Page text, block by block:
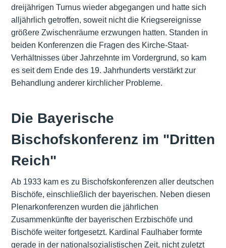
dreijährigen Turnus wieder abgegangen und hatte sich
alljährlich getroffen, soweit nicht die Kriegsereignisse
größere Zwischenräume erzwungen hatten. Standen in
beiden Konferenzen die Fragen des Kirche-Staat-
Verhältnisses über Jahrzehnte im Vordergrund, so kam
es seit dem Ende des 19. Jahrhunderts verstärkt zur
Behandlung anderer kirchlicher Probleme.
Die Bayerische
Bischofskonferenz im "Dritten
Reich"
Ab 1933 kam es zu Bischofskonferenzen aller deutschen
Bischöfe, einschließlich der bayerischen. Neben diesen
Plenarkonferenzen wurden die jährlichen
Zusammenkünfte der bayerischen Erzbischöfe und
Bischöfe weiter fortgesetzt. Kardinal Faulhaber formte
gerade in der nationalsozialistischen Zeit, nicht zuletzt